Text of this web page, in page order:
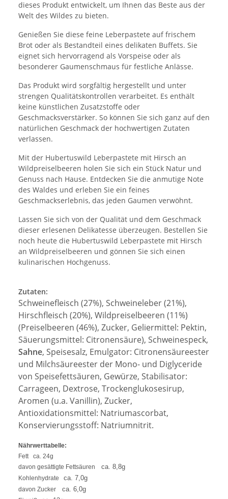
dieses Produkt entwickelt, um Ihnen das Beste aus der
Welt des Wildes zu bieten.
Genießen Sie diese feine Leberpastete auf frischem
Brot oder als Bestandteil eines delikaten Buffets. Sie
eignet sich hervorragend als Vorspeise oder als
besonderer Gaumenschmaus für festliche Anlässe.
Das Produkt wird sorgfältig hergestellt und unter
strengen Qualitätskontrollen verarbeitet. Es enthält
keine künstlichen Zusatzstoffe oder
Geschmacksverstärker. So können Sie sich ganz auf den
natürlichen Geschmack der hochwertigen Zutaten
verlassen.
Mit der Hubertuswild Leberpastete mit Hirsch an
Wildpreiselbeeren holen Sie sich ein Stück Natur und
Genuss nach Hause. Entdecken Sie die anmutige Note
des Waldes und erleben Sie ein feines
Geschmackserlebnis, das jeden Gaumen verwöhnt.
Lassen Sie sich von der Qualität und dem Geschmack
dieser erlesenen Delikatesse überzeugen. Bestellen Sie
noch heute die Hubertuswild Leberpastete mit Hirsch
an Wildpreiselbeeren und gönnen Sie sich einen
kulinarischen Hochgenuss.
Zutaten:
Schweinefleisch (27%), Schweineleber (21%),
Hirschfleisch (20%), Wildpreiselbeeren (11%)
(Preiselbeeren (46%), Zucker, Geliermittel: Pektin,
Säuerungsmittel: Citronensäure), Schweinespeck,
Sahne, Speisesalz, Emulgator: Citronensäureester
und Milchsäureester der Mono- und Diglyceride
von Speisefettsäuren, Gewürze, Stabilisator:
Carrageen, Dextrose, Trockenglukosesirup,
Aromen (u.a. Vanillin), Zucker,
Antioxidationsmittel: Natriumascorbat,
Konservierungsstoff: Natriumnitrit.
Nährwerttabelle:
Fett ca. 24g
davon gesättigte Fettsäuren ca. 8,8g
Kohlenhydrate ca. 7,0g
davon Zucker ca. 6,0g